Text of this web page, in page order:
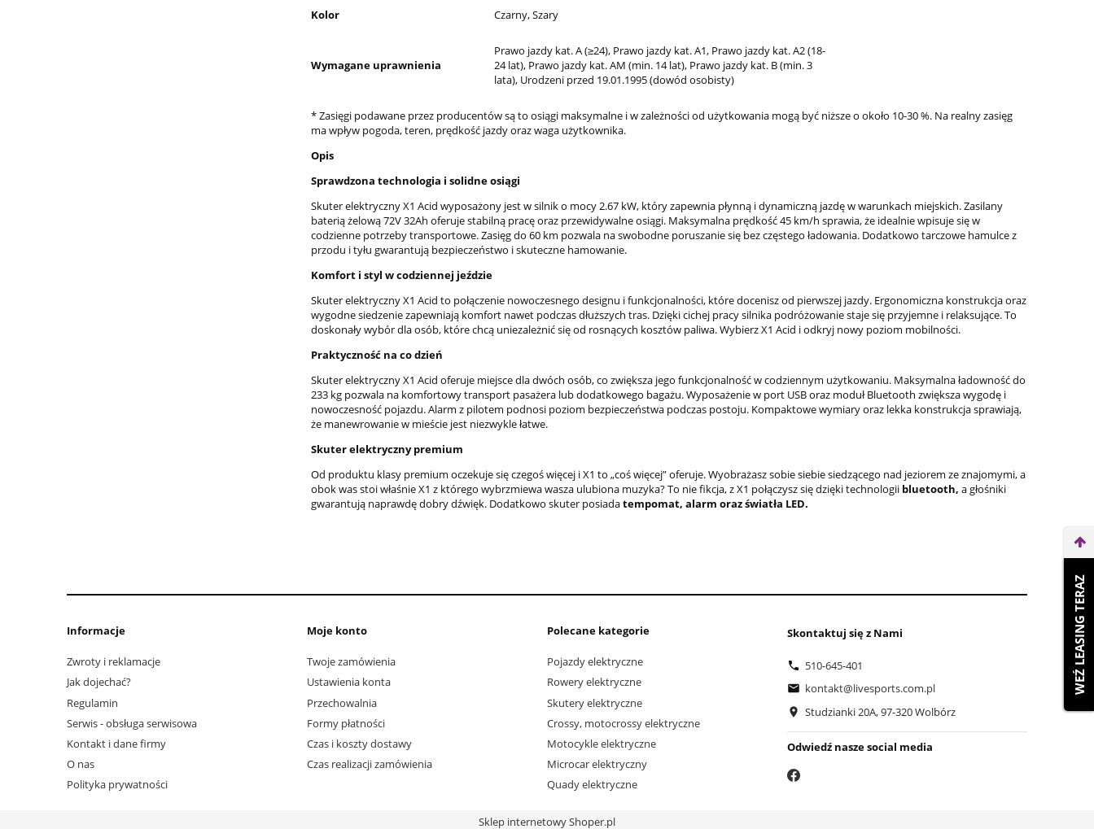
Kolor Czarny, Szary
Wymagane uprawnienia
Prawo jazdy kat. A (≥24), Prawo jazdy kat. A1, Prawo jazdy kat. A2 (18-
24 lat), Prawo jazdy kat. AM (min. 14 lat), Prawo jazdy kat. B (min. 3
lata), Urodzeni przed 19.01.1995 (dowód osobisty)
* Zasięgi podawane przez producentów są to osiągi maksymalne i w zależności od użytkowania mogą być niższe o około 10-30 %. Na realny zasięg
ma wpływ pogoda, teren, prędkość jazdy oraz waga użytkownika.
Opis
Sprawdzona technologia i solidne osiągi
Skuter elektryczny X1 Acid wyposażony jest w silnik o mocy 2.67 kW, który zapewnia płynną i dynamiczną jazdę w warunkach miejskich. Zasilany
baterią żelową 72V 32Ah oferuje stabilną pracę oraz przewidywalne osiągi. Maksymalna prędkość 45 km/h sprawia, że idealnie wpisuje się w
codzienne potrzeby transportowe. Zasięg do 60 km pozwala na swobodne poruszanie się bez częstego ładowania. Dodatkowo tarczowe hamulce z
przodu i tyłu gwarantują bezpieczeństwo i skuteczne hamowanie.
Komfort i styl w codziennej jeździe
Skuter elektryczny X1 Acid to połączenie nowoczesnego designu i funkcjonalności, które docenisz od pierwszej jazdy. Ergonomiczna konstrukcja oraz
wygodne siedzenie zapewniają komfort nawet podczas dłuższych tras. Dzięki cichej pracy silnika podróżowanie staje się przyjemne i relaksujące. To
doskonały wybór dla osób, które chcą uniezależnić się od rosnących kosztów paliwa. Wybierz X1 Acid i odkryj nowy poziom mobilności.
Praktyczność na co dzień
Skuter elektryczny X1 Acid oferuje miejsce dla dwóch osób, co zwiększa jego funkcjonalność w codziennym użytkowaniu. Maksymalna ładowność do
233 kg pozwala na komfortowy transport pasażera lub dodatkowego bagażu. Wyposażenie w port USB oraz moduł Bluetooth zwiększa wygodę i
nowoczesność pojazdu. Alarm z pilotem podnosi poziom bezpieczeństwa podczas postoju. Kompaktowe wymiary oraz lekka konstrukcja sprawiają,
że manewrowanie w mieście jest niezwykle łatwe.
Skuter elektryczny premium
Od produktu klasy premium oczekuje się czegoś więcej i X1 to „coś więcej” oferuje. Wyobrażasz sobie siebie siedzącego nad jeziorem ze znajomymi, a
obok was stoi właśnie X1 z którego wybrzmiewa wasza ulubiona muzyka? To nie fikcja, z X1 połączysz się dzięki technologii bluetooth, a głośniki
gwarantują naprawdę dobry dźwięk. Dodatkowo skuter posiadatempomat, alarm oraz światła LED.
Informacje
Zwroty i reklamacje
Jak dojechać?
Regulamin
Serwis - obsługa serwisowa
Kontakt i dane firmy
O nas
Polityka prywatności
Moje konto
Twoje zamówienia
Ustawienia konta
Przechowalnia
Formy płatności
Czas i koszty dostawy
Czas realizacji zamówienia
Polecane kategorie
Pojazdy elektryczne
Rowery elektryczne
Skutery elektryczne
Crossy, motocrossy elektryczne
Motocykle elektryczne
Microcar elektryczny
Quady elektryczne
Skontaktuj się z Nami
510-645-401
kontakt@livesports.com.pl
Studzianki 20A, 97-320 Wolbórz
Odwiedź nasze social media
WEŹ LEASING TERAZ
Sklep internetowy Shoper.pl